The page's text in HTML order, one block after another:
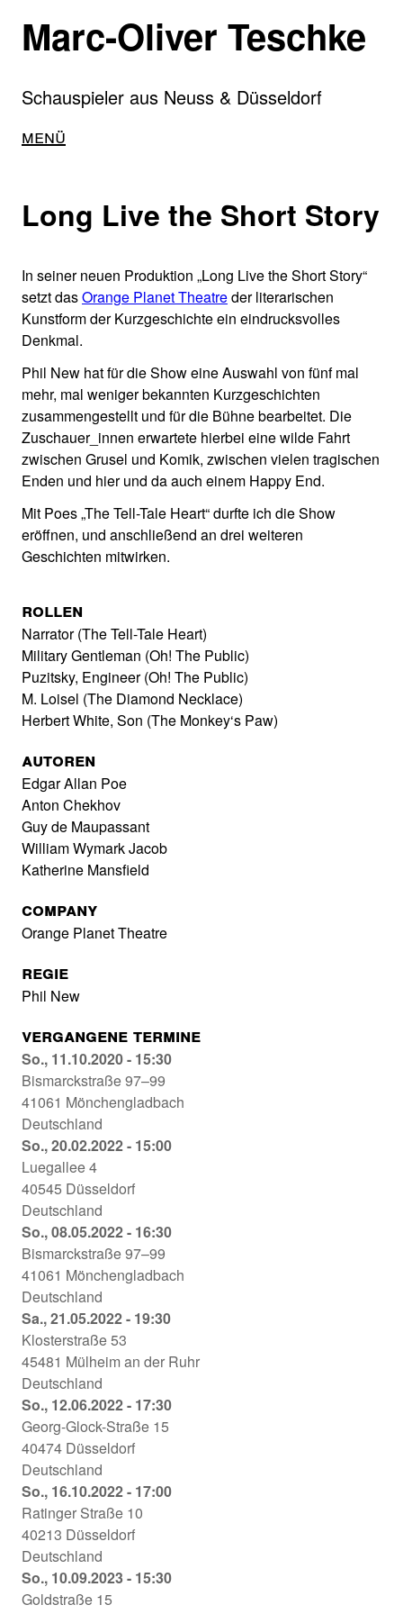
InhaltMarc-Oliver Teschke
Schauspieler aus Neuss & Düsseldorf
MainMenü
Long Live the Short Story
In seiner neuen Produktion „Long Live the Short Story“
setzt dasOrange Planet Theatreder literarischen
Kunstform der Kurzgeschichte ein eindrucksvolles
Denkmal.
Phil New hat für die Show eine Auswahl von fünf mal
mehr, mal weniger bekannten Kurzgeschichten
zusammengestellt und für die Bühne bearbeitet. Die
Zuschauer_innen erwartete hierbei eine wilde Fahrt
zwischen Grusel und Komik, zwischen vielen tragischen
Enden und hier und da auch einem Happy End.
Mit Poes „The Tell-Tale Heart“ durfte ich die Show
eröffnen, und anschließend an drei weiteren
Geschichten mitwirken.
Rollen
Narrator (The Tell-Tale Heart)
Military Gentleman (Oh! The Public)
Puzitsky, Engineer (Oh! The Public)
M. Loisel (The Diamond Necklace)
Herbert White, Son (The Monkey‘s Paw)
Autoren
Edgar Allan Poe
Anton Chekhov
Guy de Maupassant
William Wymark Jacob
Katherine Mansfield
Company
Orange Planet Theatre
Regie
Phil New
Vergangene Termine
Long
Live
the
Short
Story
BIS
–
Zentrum
für
offene
Kultuarbeit
11.10.2020
-
15:30
So., 11.10.2020 - 15:30
Bismarckstraße 97–99
41061 Mönchengladbach
Deutschland
Long
Live
the
Short
Story
Theater
an
der
Luegallee
20.02.2022
-
15:00
So., 20.02.2022 - 15:00
Luegallee 4
40545 Düsseldorf
Deutschland
Long
Live
the
Short
Story
BIS
–
Zentrum
für
offene
Kultuarbeit
08.05.2022
-
16:30
So., 08.05.2022 - 16:30
Bismarckstraße 97–99
41061 Mönchengladbach
Deutschland
Long
Live
the
Short
Story
Kloster
Saarn
21.05.2022
-
19:30
Sa., 21.05.2022 - 19:30
Klosterstraße 53
45481 Mülheim an der Ruhr
Deutschland
Long
Live
the
Short
Story
TheaterLabor
TraumGesicht
-
Bühne
Campus
So., 12.06.2022 - 17:30
Georg-Glock-Straße 15
40474 Düsseldorf
Deutschland
Long
Live
the
Short
Story
Ratinger
So., 16.10.2022 - 17:00
Ratinger Straße 10
40213 Düsseldorf
Deutschland
Long
Live
So., 10.09.2023 - 15:30
Goldstraße 15